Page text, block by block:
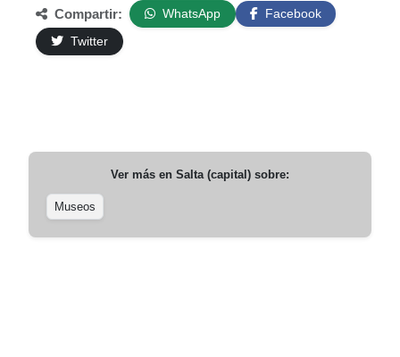
Compartir: WhatsApp
Facebook
Twitter
Ver más en Salta (capital) sobre:
Museos